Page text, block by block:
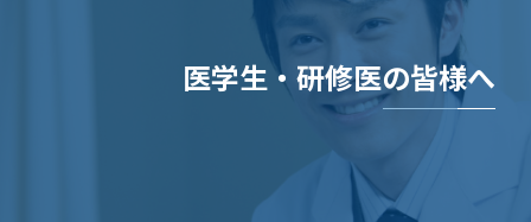
医学生・研修医の皆様へ